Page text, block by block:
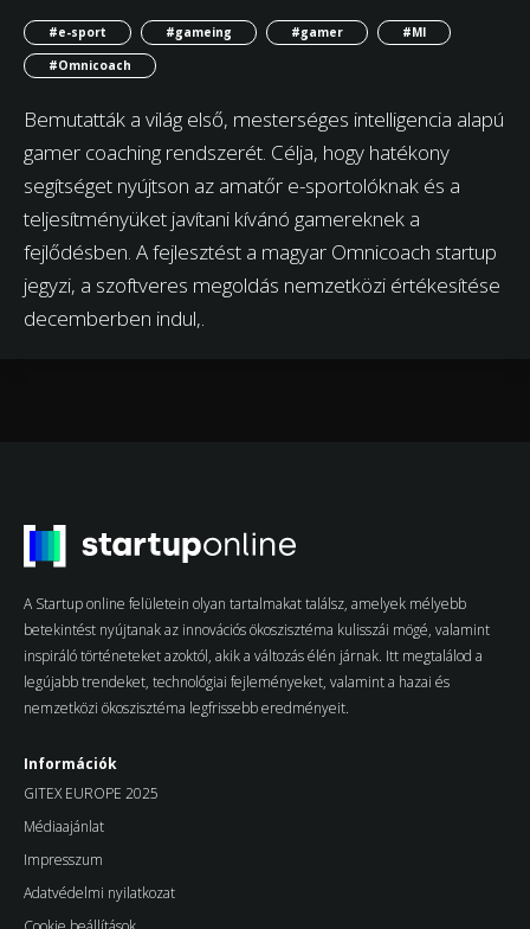
#e-sport #gameing #gamer
#MI
#Omnicoach
Bemutatták a világ első, mesterséges intelligencia alapú
gamer coaching rendszerét. Célja, hogy hatékony
segítséget nyújtson az amatőr e-sportolóknak és a
teljesítményüket javítani kívánó gamereknek a
fejlődésben. A fejlesztést a magyar Omnicoach startup
jegyzi, a szoftveres megoldás nemzetközi értékesítése
decemberben indul,.
A Startup online felületein olyan tartalmakat találsz, amelyek mélyebb
betekintést nyújtanak az innovációs ökoszisztéma kulisszái mögé, valamint
inspiráló történeteket azoktól, akik a változás élén járnak. Itt megtalálod a
legújabb trendeket, technológiai fejleményeket, valamint a hazai és
nemzetközi ökoszisztéma legfrissebb eredményeit.
Információk
GITEX EUROPE 2025
Médiaajánlat
Impresszum
Adatvédelmi nyilatkozat